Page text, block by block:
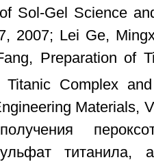
Sol-Gel Science
2007; Lei Ge,
Preparation of
Titanic Complex
Materials,
титанила,